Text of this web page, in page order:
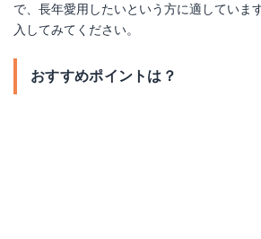
で、長年愛用したいという方に適していま
入してみてください。
おすすめポイントは？